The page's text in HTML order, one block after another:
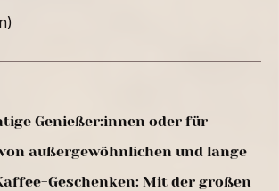
Genießer:innen oder für
außergewöhnlichen und lange
Geschenken: Mit der großen